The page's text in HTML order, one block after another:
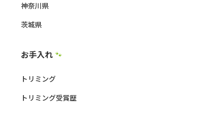
神奈川県
茨城県
お手入れ 🐾
トリミング
トリミング受賞歴